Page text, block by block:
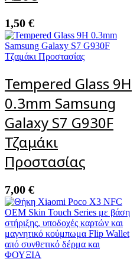
1,50 €
Tempered Glass 9H
0.3mm Samsung
Galaxy S7 G930F
Τζαμάκι
Προστασίας
7,00 €